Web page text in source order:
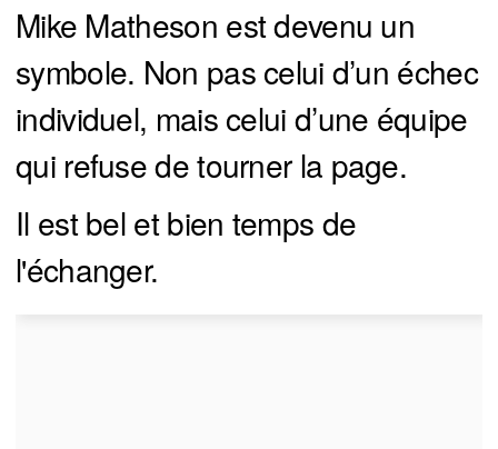
Mike Matheson est devenu un
symbole. Non pas celui d’un échec
individuel, mais celui d’une équipe
qui refuse de tourner la page.
Il est bel et bien temps de
l'échanger.